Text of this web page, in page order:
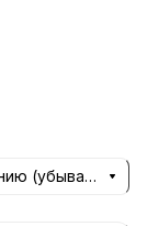
По умолчанию (убывание)